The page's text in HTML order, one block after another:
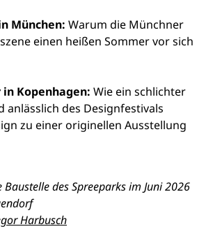
München: Warum die Münchner
einen heißen Sommer vor sich
Kopenhagen: Wie ein schlichter
anlässlich des Designfestivals
zu einer originellen Ausstellung
des Spreeparks im Juni 2026
Harbusch